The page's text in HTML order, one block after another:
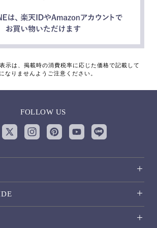
示は、掲載時の消費税率に応じた価格で記載して
なりませんようご注意ください。
FOLLOW US